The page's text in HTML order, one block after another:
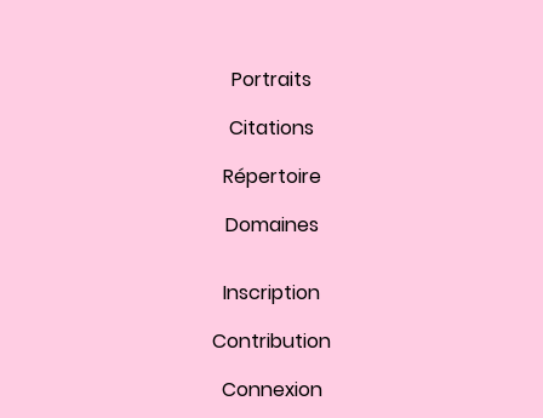
Portraits
Citations
Répertoire
Domaines
Inscription
Contribution
Connexion